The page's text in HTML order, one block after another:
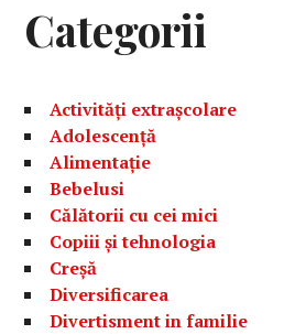
Categorii
Activități extrașcolare
Adolescență
Alimentație
Bebelusi
Călătorii cu cei mici
Copiii și tehnologia
Creșă
Diversificarea
Divertisment in familie